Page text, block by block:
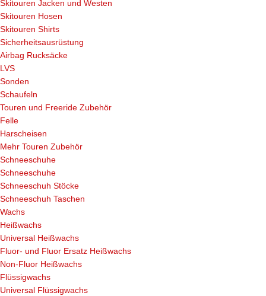
Skitouren Jacken und Westen
Skitouren Hosen
Skitouren Shirts
Sicherheitsausrüstung
Airbag Rucksäcke
LVS
Sonden
Schaufeln
Touren und Freeride Zubehör
Felle
Harscheisen
Mehr Touren Zubehör
Schneeschuhe
Schneeschuhe
Schneeschuh Stöcke
Schneeschuh Taschen
Wachs
Heißwachs
Universal Heißwachs
Fluor- und Fluor Ersatz Heißwachs
Non-Fluor Heißwachs
Flüssigwachs
Universal Flüssigwachs